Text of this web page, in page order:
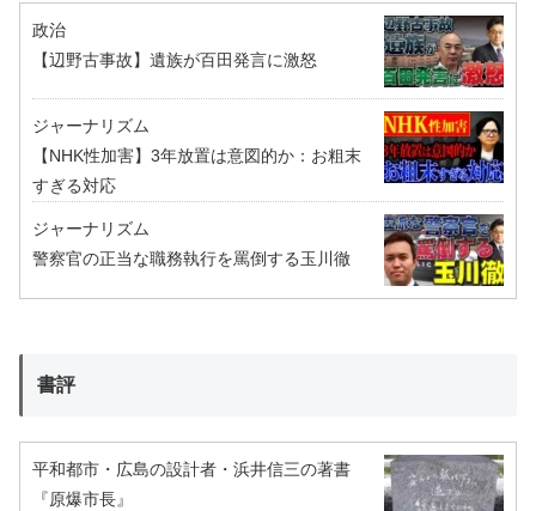
政治
【辺野古事故】遺族が百田発言に激怒
ジャーナリズム
【NHK性加害】3年放置は意図的か：お粗末
すぎる対応
ジャーナリズム
警察官の正当な職務執行を罵倒する玉川徹
書評
平和都市・広島の設計者・浜井信三の著書
『原爆市長』